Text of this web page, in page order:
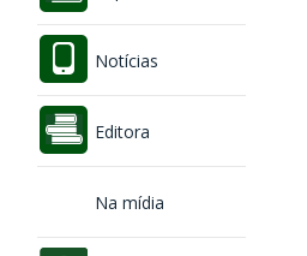
Notícias
Editora
Na mídia